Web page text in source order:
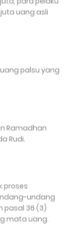
uang asli
palsu yang
Ramadhan
Rudi.
proses
undang
36 (3)
mata uang.